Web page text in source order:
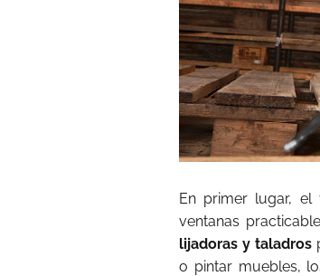
En primer lugar, el
ventanas
lijadoras y taladros
o pintar muebles,